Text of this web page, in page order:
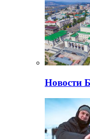
Новости